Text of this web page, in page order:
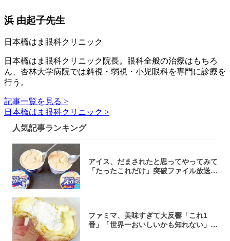
浜 由起子先生
日本橋はま眼科クリニック
日本橋はま眼科クリニック院長。眼科全般の治療はもちろ
ん、杏林大学病院では斜視・弱視・小児眼科を専門に診療を
行う。
記事一覧を見る >
日本橋はま眼科クリニック >
人気記事ランキング
アイス、だまされたと思ってやってみて
「たったこれだけ」突破ファイル放送で
ファミマ、美味すぎて大反響「これ1
番」「世界一おいしいかも知れない」